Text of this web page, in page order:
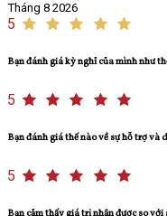
Tháng 8 2026
5
Bạn đánh giá kỳ nghỉ của mình như
5
Bạn đánh giá thế nào về sự hỗ trợ và
5